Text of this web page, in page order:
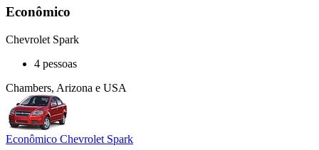
Econômico
Chevrolet Spark
4 pessoas
Chambers, Arizona e USA
Econômico Chevrolet Spark